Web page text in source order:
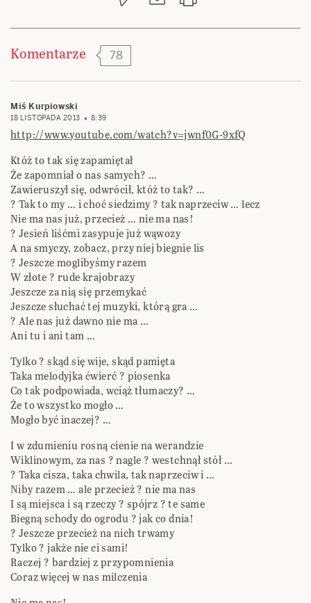
Komentarze 78
Miś Kurpiowski
18 LISTOPADA 2013 8:39
http://www.youtube.com/watch?v=jwnf0G-9xfQ
Któż to tak się zapamiętał
Że zapomniał o nas samych? …
Zawieruszył się, odwrócił, któż to tak? …
? Tak to my … i choć siedzimy ? tak naprzeciw … lecz
Nie ma nas już, przecież … nie ma nas!
? Jesień liśćmi zasypuje już wąwozy
A na smyczy, zobacz, przy niej biegnie lis
? Jeszcze moglibyśmy razem
W złote ? rude krajobrazy
Jeszcze za nią się przemykać
Jeszcze słuchać tej muzyki, którą gra …
? Ale nas już dawno nie ma …
Ani tu i ani tam …
Tylko ? skąd się wije, skąd pamięta
Taka melodyjka ćwierć ? piosenka
Co tak podpowiada, wciąż tłumaczy? …
Że to wszystko mogło …
Mogło być inaczej? …
I w zdumieniu rosną cienie na werandzie
Wiklinowym, za nas ? nagle ? westchnął stół …
? Taka cisza, taka chwila, tak naprzeciw i …
Niby razem … ale przecież ? nie ma nas
I są miejsca i są rzeczy ? spójrz ? te same
Biegną schody do ogrodu ? jak co dnia!
? Jeszcze przecież na nich trwamy
Tylko ? jakże nie ci sami!
Raczej ? bardziej z przypomnienia
Coraz więcej w nas milczenia